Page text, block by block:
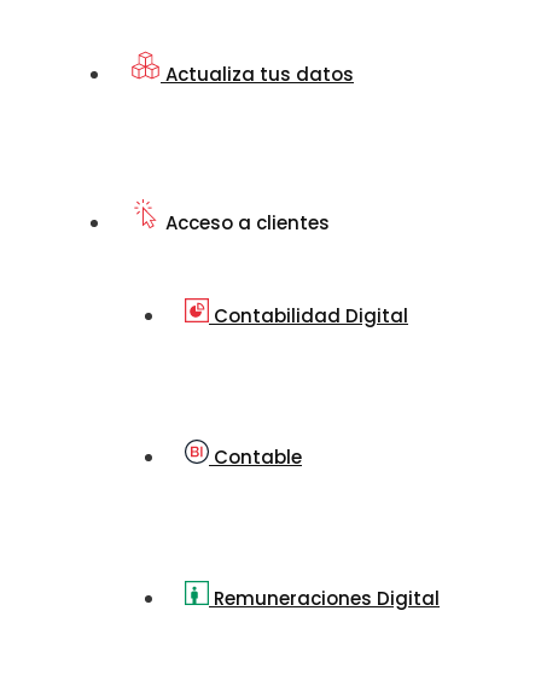
Actualiza tus datos
Acceso a clientes
Contabilidad Digital
Contable
Remuneraciones Digital